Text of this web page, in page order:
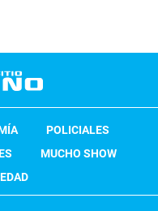
POLICIALES
MUCHO SHOW